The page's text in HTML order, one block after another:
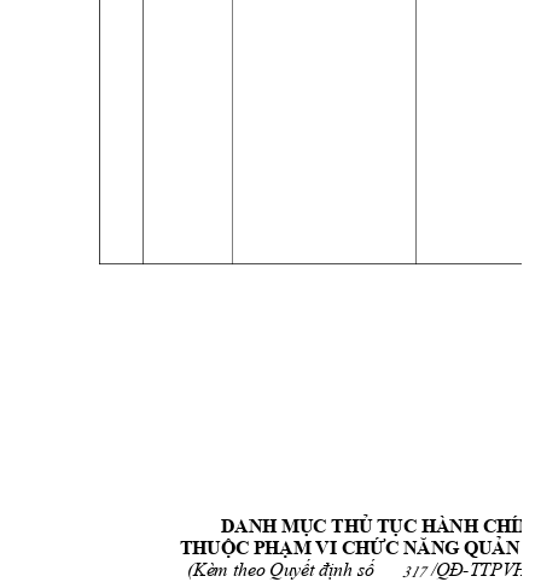
DANH MỤC THỦ TỤC HÀNH
THUỘC PHẠM VI CHỨC NĂNG QUẢN
(Kèm theo Quyết định số            /QĐ-
317